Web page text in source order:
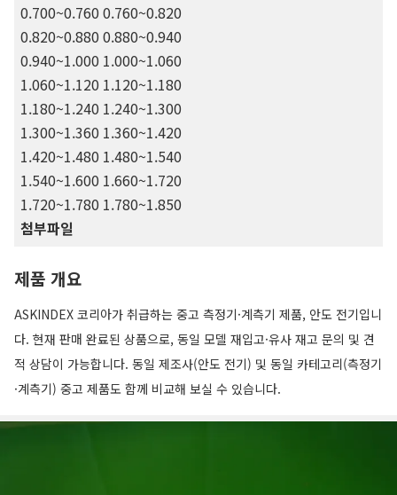
0.700~0.760 0.760~0.820
0.820~0.880 0.880~0.940
0.940~1.000 1.000~1.060
1.060~1.120 1.120~1.180
1.180~1.240 1.240~1.300
1.300~1.360 1.360~1.420
1.420~1.480 1.480~1.540
1.540~1.600 1.660~1.720
1.720~1.780 1.780~1.850
첨부파일
제품 개요
ASKINDEX 코리아가 취급하는 중고 측정기·계측기 제품, 안도 전기입니
다. 현재 판매 완료된 상품으로, 동일 모델 재입고·유사 재고 문의 및 견
적 상담이 가능합니다. 동일 제조사(안도 전기) 및 동일 카테고리(측정기
·계측기) 중고 제품도 함께 비교해 보실 수 있습니다.